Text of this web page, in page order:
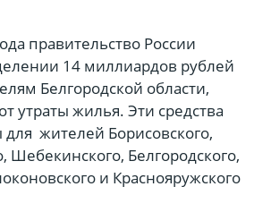
правительство России
14 миллиардов рублей
Белгородской области,
утраты жилья. Эти средства
жителей Борисовского,
Шебекинского, Белгородского,
и Краснояружского